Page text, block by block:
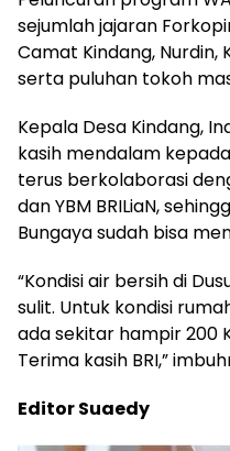
sejumlah jajaran
Camat Kindang, Nurdin,
serta puluhan tokoh
Kepala Desa Kindang,
kasih mendalam
terus berkolaborasi
dan YBM BRILiaN,
Bungaya sudah bisa
“Kondisi air bersih di
sulit. Untuk kondisi
ada sekitar hampir 200
Terima kasih BRI,”
Editor Suaedy